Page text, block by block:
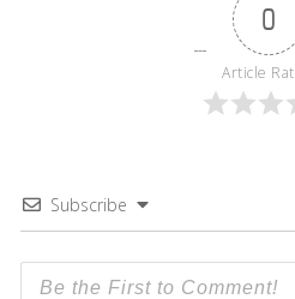
0
Article
Subscribe